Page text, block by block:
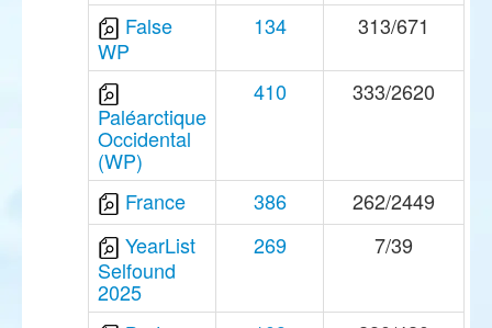
False
WP
134 313/671
Paléarctique
Occidental
(WP)
410 333/2620
France 386
262/2449
YearList
Selfound
2025
269 7/39